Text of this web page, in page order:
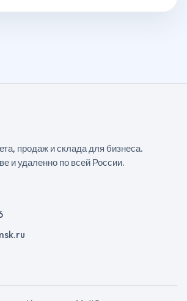
продаж и склада для бизнеса.
и удаленно по всей России.